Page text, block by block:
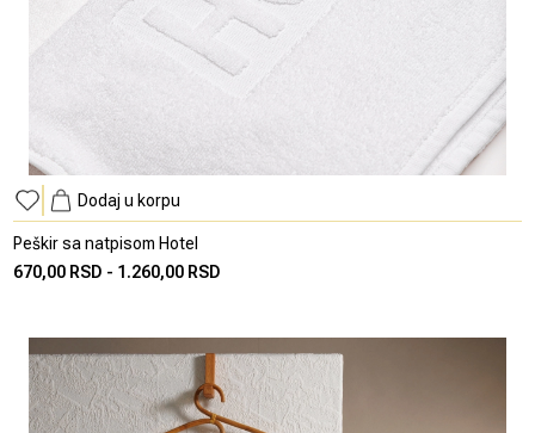
Dodaj u korpu
Peškir sa natpisom Hotel
670,00 RSD - 1.260,00 RSD